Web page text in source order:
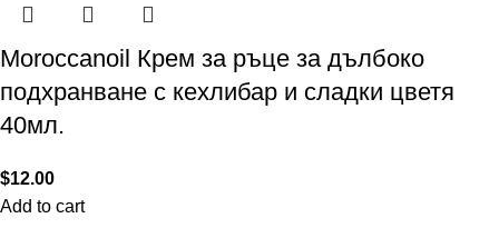
Moroccanoil Крем за ръце за дълбоко
подхранване с кехлибар и сладки цветя
40мл.
$12.00
Add to cart